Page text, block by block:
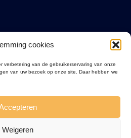
cookies
verbetering van de gebruikerservaring van onze
van uw bezoek op onze site. Daar hebben we
Weigeren